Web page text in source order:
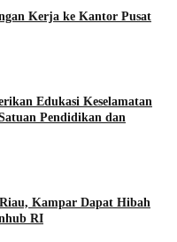
Kerja ke Kantor Pusat
Edukasi Keselamatan
Pendidikan dan
Kampar Dapat Hibah
RI